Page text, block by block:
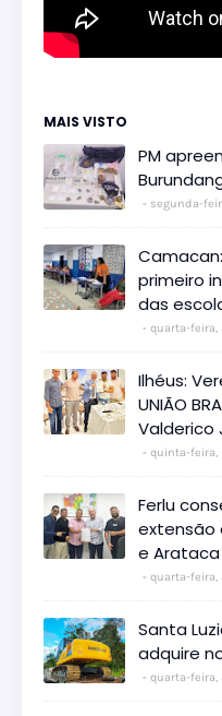
MAIS VISTO
PM
segunda-
primeiro
das
quarta-feira,
Ilhéus:
UNIÃO
Valderico
quinta-feira,
Ferlu
extensão
e Arataca
quarta-feira,
Santa
adquire
quarta-feira,